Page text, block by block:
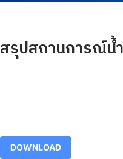
สรุปสถานการณ์น้
DOWNLOAD